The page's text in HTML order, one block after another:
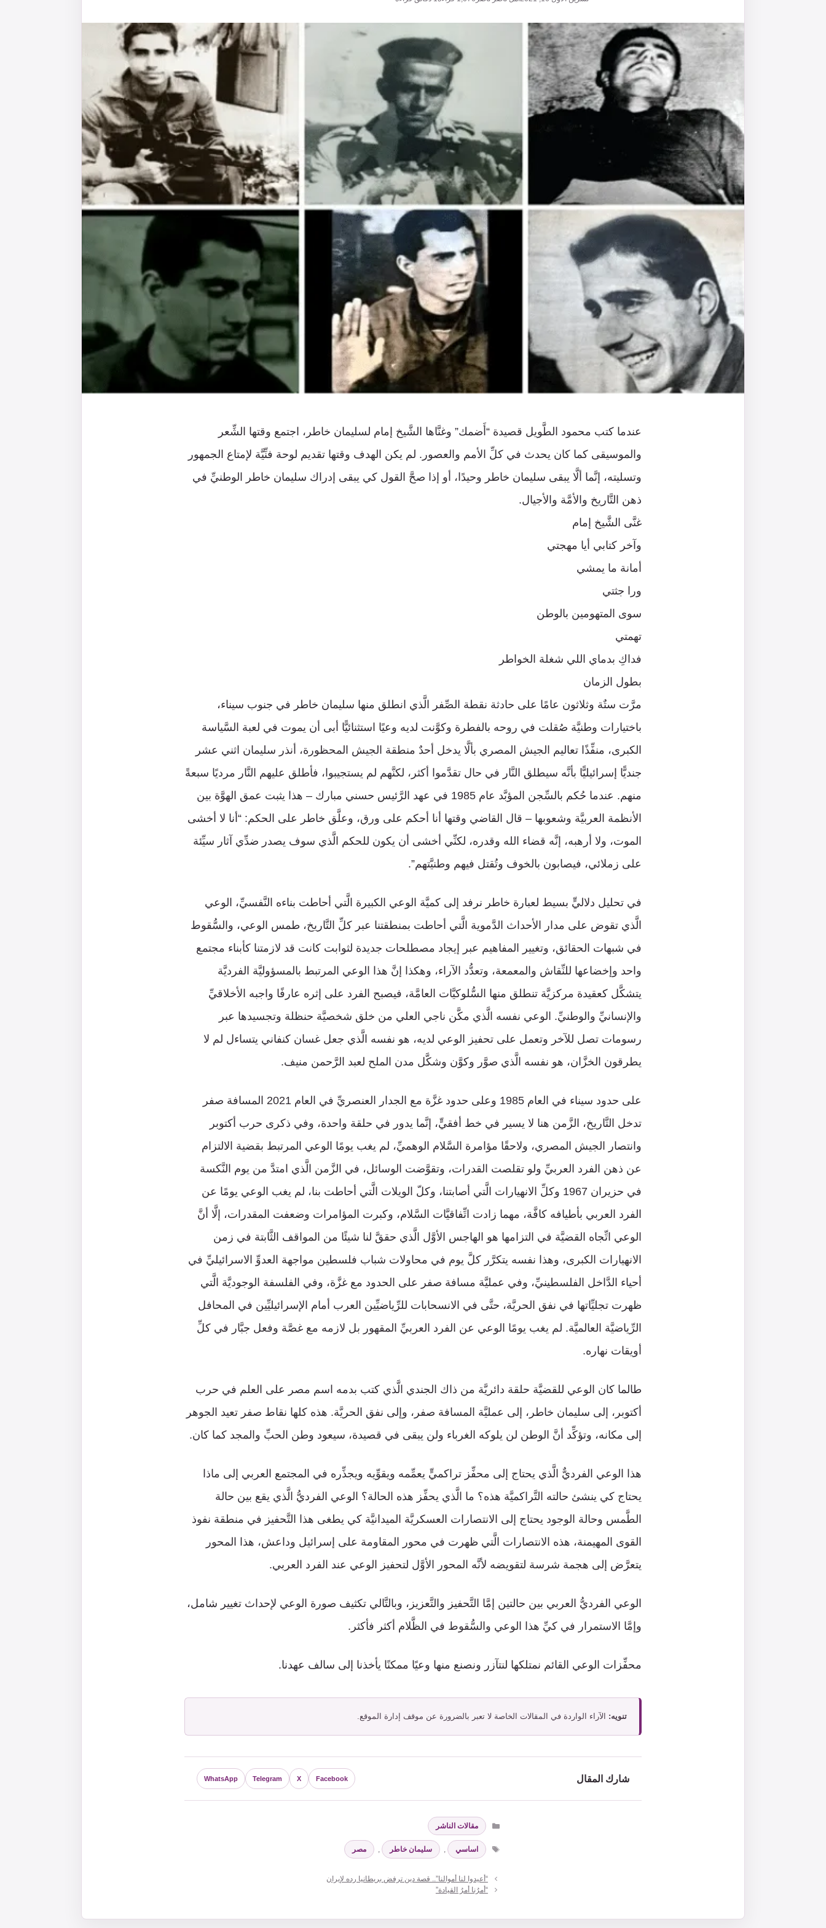
عندما كتب محمود الطَّويل قصيدة “أَضمك” وغنَّاها الشَّيخ إمام لسليمان خاطر، اجتمع وقتها الشِّعر
والموسيقى كما كان يحدث في كلِّ الأمم والعصور. لم يكن الهدف وقتها تقديم لوحة فنِّيَّة لإمتاع الجمهور
وتسليته، إنَّما ألَّا يبقى سليمان خاطر وحيدًا، أو إذا صحَّ القول كي يبقى إدراك سليمان خاطر الوطنيِّ في
ذهن التَّاريخ والأمَّة والأجيال.
غنَّى الشَّيخ إمام
وآخر كتابي أيا مهجتي
أمانة ما يمشي
ورا جثتي
سوى المتهومين بالوطن
تهمتي
فداكِ بدماي اللي شغلة الخواطر
بطول الزمان
مرَّت ستٌة وثلاثون عامًا على حادثة نقطة الصِّفر الَّذي انطلق منها سليمان خاطر في جنوب سيناء،
باختيارات وطنيَّة صُقلت في روحه بالفطرة وكوَّنت لديه وعيًا استثنائيًّا أبى أن يموت في لعبة السَّياسة
الكبرى، منفِّذًا تعاليم الجيش المصري بألَّا يدخل أحدٌ منطقة الجيش المحظورة، أنذر سليمان اثني عشر
جنديًّا إسرائيليًّا بأنَّه سيطلق النَّار في حال تقدَّموا أكثر، لكنَّهم لم يستجيبوا، فأطلق عليهم النَّار مرديًا سبعةً
منهم. عندما حُكم بالسِّجن المؤبَّد عام 1985 في عهد الرَّئيس حسني مبارك – هذا يثبت عمق الهوَّة بين
الأنظمة العربيَّة وشعوبها – قال القاضي وقتها أنا أحكم على ورق، وعلَّق خاطر على الحكم: “أنا لا أخشى
الموت، ولا أرهبه، إنَّه قضاء الله وقدره، لكنِّي أخشى أن يكون للحكم الَّذي سوف يصدر ضدِّي آثار سيِّئة
على زملائي، فيصابون بالخوف وتُقتل فيهم وطنيَّتهم”.
في تحليل دلاليٍّ بسيط لعبارة خاطر نرفد إلى كميَّة الوعي الكبيرة الَّتي أحاطت بناءه النَّفسيِّ، الوعي
الَّذي تقوض على مدار الأحداث الدَّموية الَّتي أحاطت بمنطقتنا عبر كلِّ التَّاريخ، طمس الوعي، والسُّقوط
في شبهات الحقائق، وتغيير المفاهيم عبر إيجاد مصطلحات جديدة لثوابت كانت قد لازمتنا كأبناء مجتمع
واحد وإخضاعها للنِّقاش والمعمعة، وتعدُّد الآراء، وهكذا إنَّ هذا الوعي المرتبط بالمسؤوليَّة الفرديَّة
يتشكَّل كعقيدة مركزيَّة تنطلق منها السُّلوكيَّات العامَّة، فيصبح الفرد على إثره عارفًا واجبه الأخلاقيِّ
والإنسانيِّ والوطنيِّ. الوعي نفسه الَّذي مكَّن ناجي العلي من خلق شخصيَّة حنظلة وتجسيدها عبر
رسومات تصل للآخر وتعمل على تحفيز الوعي لديه، هو نفسه الَّذي جعل غسان كنفاني يتساءل لم لا
يطرقون الخزَّان، هو نفسه الَّذي صوَّر وكوَّن وشكَّل مدن الملح لعبد الرَّحمن منيف.
على حدود سيناء في العام 1985 وعلى حدود غزَّة مع الجدار العنصريِّ في العام 2021 المسافة صفر
تدخل التَّاريخ، الزَّمن هنا لا يسير في خط أفقيٍّ، إنَّما يدور في حلقة واحدة، وفي ذكرى حرب أكتوبر
وانتصار الجيش المصري، ولاحقًا مؤامرة السَّلام الوهميِّ، لم يغب يومًا الوعي المرتبط بقضية الالتزام
عن ذهن الفرد العربيِّ ولو تقلصت القدرات، وتقوَّضت الوسائل، في الزَّمن الَّذي امتدَّ من يوم النَّكسة
في حزيران 1967 وكلِّ الانهيارات الَّتي أصابتنا، وكلّ الويلات الَّتي أحاطت بنا، لم يغب الوعي يومًا عن
الفرد العربي بأطيافه كافَّة، مهما زادت اتِّفاقيَّات السَّلام، وكبرت المؤامرات وضعفت المقدرات، إلَّا أنَّ
الوعي اتِّجاه القضيَّة في التزامها هو الهاجس الأوَّل الَّذي حققَّ لنا شيئًا من المواقف الثَّابتة في زمن
الانهيارات الكبرى، وهذا نفسه يتكرَّر كلَّ يوم في محاولات شباب فلسطين مواجهة العدوِّ الاسرائيليِّ في
أحياء الدَّاخل الفلسطينيِّ، وفي عمليَّة مسافة صفر على الحدود مع غزَّة، وفي الفلسفة الوجوديَّة الَّتي
ظهرت تجليِّاتها في نفق الحريَّة، حتَّى في الانسحابات للرِّياضيِّين العرب أمام الإسرائيليِّين في المحافل
الرِّياضيَّة العالميَّة. لم يغب يومًا الوعي عن الفرد العربيِّ المقهور بل لازمه مع غصَّة وفعل جبَّار في كلِّ
أويقات نهاره.
طالما كان الوعي للقضيَّة حلقة دائريَّة من ذاك الجندي الَّذي كتب بدمه اسم مصر على العلم في حرب
أكتوبر، إلى سليمان خاطر، إلى عمليَّة المسافة صفر، وإلى نفق الحريَّة. هذه كلها نقاط صفر تعيد الجوهر
إلى مكانه، وتؤكِّد أنَّ الوطن لن يلوكه الغرباء ولن يبقى في قصيدة، سيعود وطن الحبِّ والمجد كما كان.
هذا الوعي الفرديٌّ الَّذي يحتاج إلى محفِّز تراكميٍّ يعمِّمه ويقوِّيه ويجذِّره في المجتمع العربي إلى ماذا
يحتاج كي ينشئ حالته التَّراكميَّة هذه؟ ما الَّذي يحفِّز هذه الحالة؟ الوعي الفرديُّ الَّذي يقع بين حالة
الطَّمس وحالة الوجود يحتاج إلى الانتصارات العسكريَّة الميدانيَّة كي يطغى هذا التَّحفيز في منطقة نفوذ
القوى المهيمنة، هذه الانتصارات الَّتي ظهرت في محور المقاومة على إسرائيل وداعش، هذا المحور
يتعرَّض إلى هجمة شرسة لتقويضه لأنَّه المحور الأوَّل لتحفيز الوعي عند الفرد العربي.
الوعي الفرديُّ العربي بين حالتين إمَّا التَّحفيز والتَّعزيز، وبالتَّالي تكثيف صورة الوعي لإحداث تغيير شامل،
وإمَّا الاستمرار في كيِّ هذا الوعي والسُّقوط في الظَّلام أكثر فأكثر.
محفِّزات الوعي القائم نمتلكها لنتآزر ونصنع منها وعيًا ممكنًا يأخذنا إلى سالف عهدنا.
تنويه: الآراء الواردة في المقالات الخاصة لا تعبر بالضرورة عن موقف إدارة الموقع.
شارك المقال Facebook
X
Telegram
WhatsApp
التصنيفات
مقالات الناشر
الوسوم
اساسي , سليمان خاطر , مصر
“أعيدوا لنا أموالنا”.. قصة دين ترفض بريطانيا رده لإيران
“أمرُنا أمرُ القيادة”